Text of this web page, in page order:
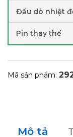
Đầu dò nhiệt
Pin thay thế
Mã sản phẩm:
Mô tả